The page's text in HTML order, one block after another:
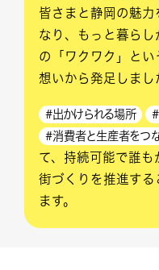
皆さまと静岡の魅
なり、もっと暮ら
の「ワクワク」と
想いから発足しまし
#出かけられる場所
#消費者と生産者をつ
て、持続可能で誰
街づくりを推進す
ます。